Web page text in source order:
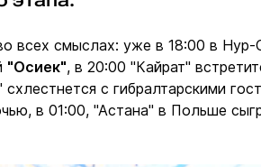
всех смыслах: уже в 18:00 в
"Осиек", в 20:00 "Кайрат"
с гибралтарскими
в 01:00, "Астана" в Польше